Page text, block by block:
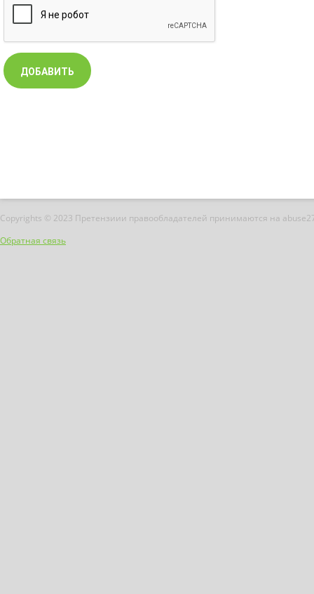
Copyrights © 2023 Претензиии правообладателей принимаются на
Обратная связь